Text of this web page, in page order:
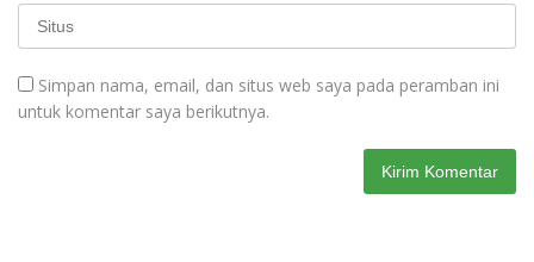
Simpan nama, email, dan situs web saya pada peramban ini
untuk komentar saya berikutnya.